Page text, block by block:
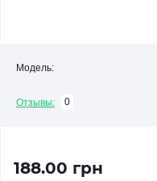
Модель:
Отзывы: 0
188.00 грн